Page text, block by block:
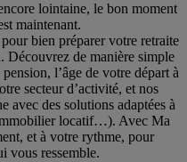
lointaine, le bon moment
maintenant.
bien préparer votre retraite
Découvrez de manière simple
l’âge de votre départ à
secteur d’activité, et nos
avec des solutions adaptées à
locatif…). Avec Ma
et à votre rythme, pour
vous ressemble.